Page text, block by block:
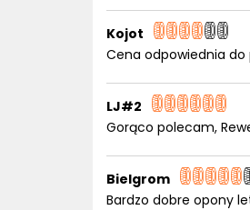
Kojot
Cena odpowiednia do
LJ#2
Gorąco polecam,
Bielgrom
Bardzo dobre opony